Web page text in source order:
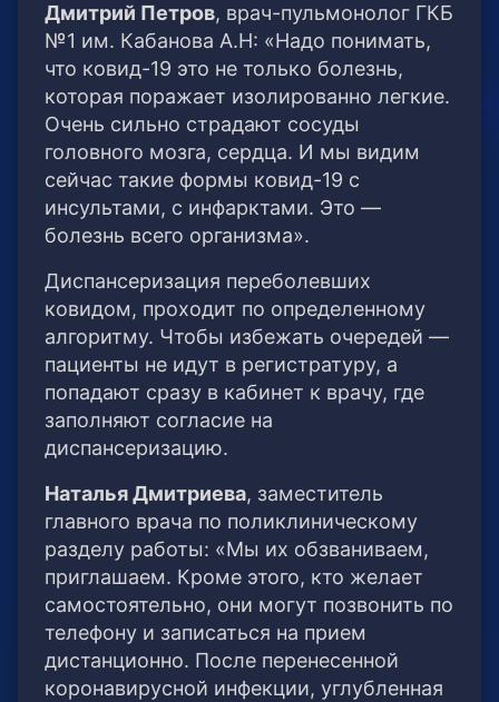
Дмитрий Петров, врач-пульмонолог ГКБ
№1 им. Кабанова А.Н: «Надо понимать,
что ковид-19 это не только болезнь,
которая поражает изолированно легкие.
Очень сильно страдают сосуды
головного мозга, сердца. И мы видим
сейчас такие формы ковид-19 с
инсультами, с инфарктами. Это —
болезнь всего организма».
Диспансеризация переболевших
ковидом, проходит по определенному
алгоритму. Чтобы избежать очередей —
пациенты не идут в регистратуру, а
попадают сразу в кабинет к врачу, где
заполняют согласие на
диспансеризацию.
Наталья Дмитриева, заместитель
главного врача по поликлиническому
разделу работы: «Мы их обзваниваем,
приглашаем. Кроме этого, кто желает
самостоятельно, они могут позвонить по
телефону и записаться на прием
дистанционно. После перенесенной
коронавирусной инфекции, углубленная